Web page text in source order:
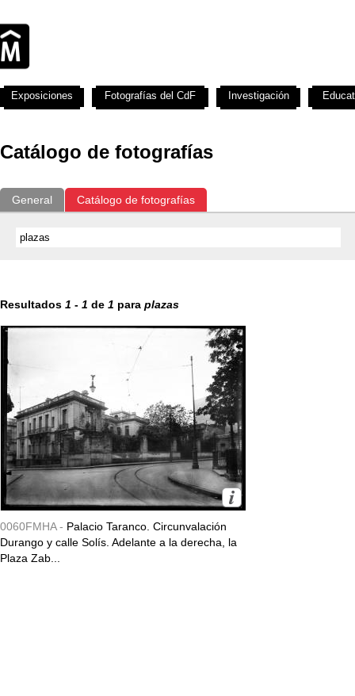
Catálogo de fotografías
General Catálogo de fotografías
Resultados 1 - 1 de 1 para plazas
0060FMHA - Palacio Taranco. Circunvalación
Durango y calle Solís. Adelante a la derecha, la
Plaza Zab...
Exposiciones Fotografías del CdF Investigación